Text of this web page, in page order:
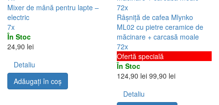
Mixer de mână pentru lapte –
electric
7x
În Stoc
24,90 lei
Detaliu
Adăugați în coş
72x
Râșniță de cafea Mlynko
ML02 cu pietre ceramice de
măcinare + carcasă moale
72x
Ofertă specială
În Stoc
124,90 lei 99,90 lei
Detaliu